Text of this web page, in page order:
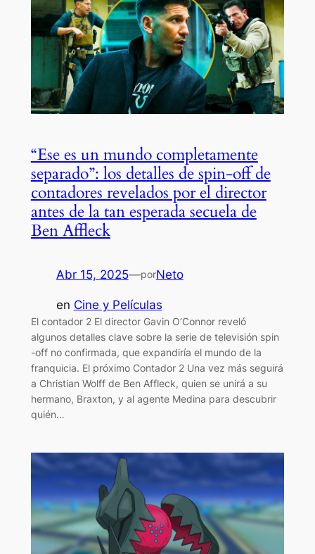
“Ese es un mundo completamente
separado”: los detalles de spin-off de
contadores revelados por el director
antes de la tan esperada secuela de
Ben Affleck
Abr 15, 2025—porNeto
en Cine y Películas
El contador 2 El director Gavin O’Connor reveló
algunos detalles clave sobre la serie de televisión spin
-off no confirmada, que expandiría el mundo de la
franquicia. El próximo Contador 2 Una vez más seguirá
a Christian Wolff de Ben Affleck, quien se unirá a su
hermano, Braxton, y al agente Medina para descubrir
quién…